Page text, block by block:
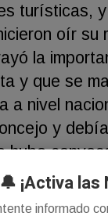
turísticas,
oír su
la
y que se
a nivel
y
hubo
la
de todo
🔔 ¡Activa
informado